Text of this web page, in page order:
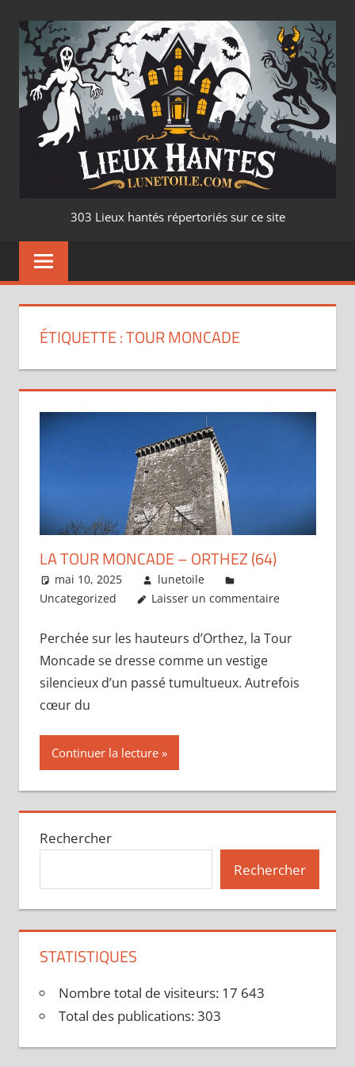
contenu
LIEUX
–
303 Lieux hantés répertoriés sur ce site
ÉTIQUETTE :TOUR MONCADE
LA TOUR MONCADE – ORTHEZ (64)
mai 10, 2025
lunetoile
Uncategorized
Laisser un commentaire
Perchée sur les hauteurs d’Orthez, la Tour
Moncade se dresse comme un vestige
silencieux d’un passé tumultueux. Autrefois
cœur du
Continuer la lecture
Rechercher
Rechercher
STATISTIQUES
Nombre total de visiteurs: 17 643
Total des publications:303